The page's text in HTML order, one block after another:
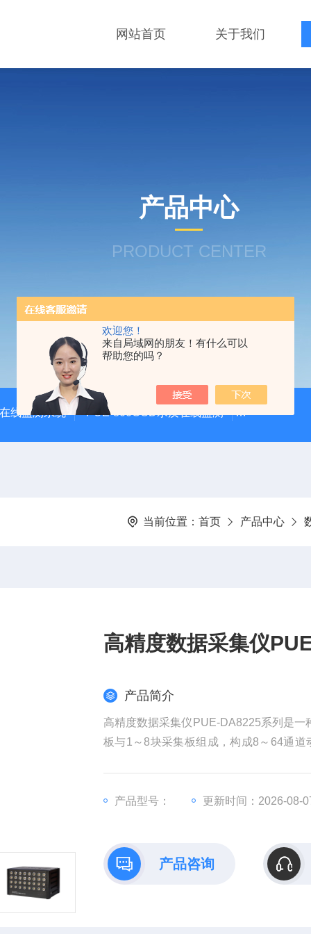
欢迎您！
来自局域网的朋友！有什么可以
帮助您的吗？
网站首页 关于我们
产品中心
PRODUCT CENTER
线监测系统 PUE-800COD水质在线监测 PUE-9000激
当前位置： 首页 产品中心
高精度数据采集仪
产品简介
高精度数据采集仪PUE-DA8225系列是
板与1～8块采集板组成，构成8～64通
产品型号：
更新时间：2026-08-
产品咨询